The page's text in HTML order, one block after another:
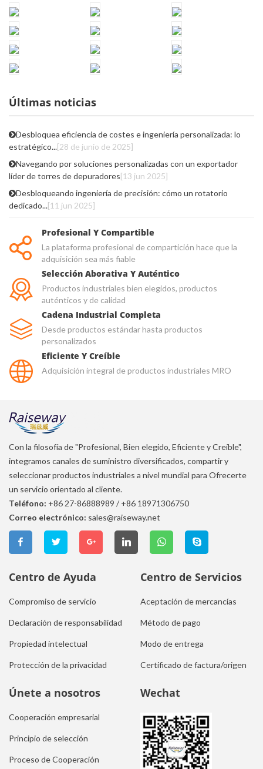
Últimas noticias
Desbloquea eficiencia de costes e ingeniería personalizada: lo
estratégico...[28 de junio de 2025]
Navegando por soluciones personalizadas con un exportador
líder de torres de depuradores[13 jun 2025]
Desbloqueando ingeniería de precisión: cómo un rotatorio
dedicado...[11 jun 2025]
Profesional Y Compartible
La plataforma profesional de compartición hace que la
adquisición sea más fiable
Selección Aborativa Y Auténtico
Productos industriales bien elegidos, productos
auténticos y de calidad
Cadena Industrial Completa
Desde productos estándar hasta productos
personalizados
Eficiente Y Creíble
Adquisición integral de productos industriales MRO
Con la filosofía de "Profesional, Bien elegido, Eficiente y Creíble",
integramos canales de suministro diversificados, compartir y
seleccionar productos industriales a nivel mundial para Ofrecerte
un servicio orientado al cliente.
Teléfono: +86 27-86888989 / +86 18971306750
Correo electrónico: sales@raiseway.net
Centro de Ayuda
Compromiso de servicio
Declaración de responsabilidad
Propiedad intelectual
Protección de la privacidad
Centro de Servicios
Aceptación de mercancías
Método de pago
Modo de entrega
Certificado de factura/origen
Únete a nosotros
Cooperación empresarial
Principio de selección
Proceso de Cooperación
Wechat